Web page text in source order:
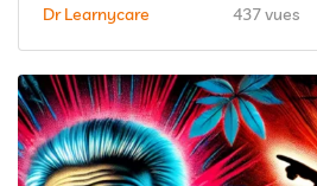
Dr Learnycare 437 vues